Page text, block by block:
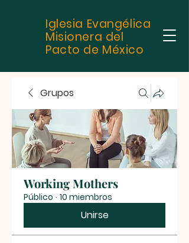
Iglesia Evangélica
Misionera del
Pacto de México
Grupos
Working Mothers
Público · 10 miembros
Unirse